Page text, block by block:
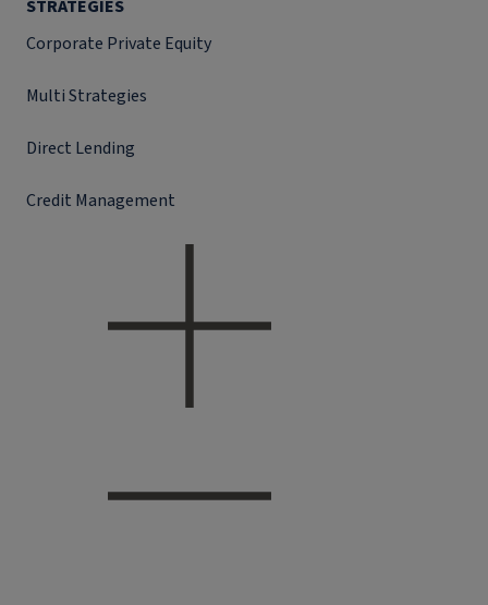
STRATEGIES
Corporate Private Equity
Multi Strategies
Direct Lending
Credit Management